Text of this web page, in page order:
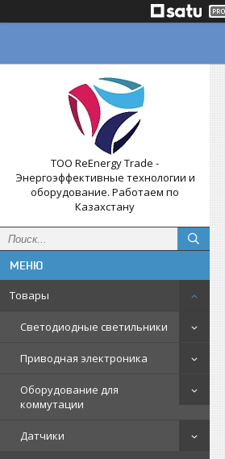
ТОО ReEnergy Trade -
Энергоэффективные технологии и
оборудование. Работаем по
Казахстану
Товары
Светодиодные светильники
Приводная электроника
Оборудование для
коммутации
Датчики